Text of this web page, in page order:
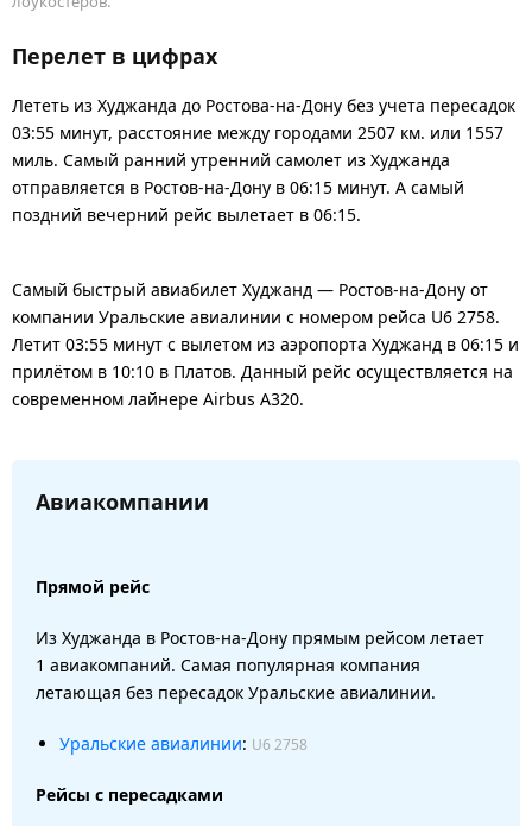
Перелет в цифрах
Лететь из Худжанда до Ростова-на-Дону без учета пересадок
03:55 минут, расстояние между городами 2507 км. или 1557
миль. Самый ранний утренний самолет из Худжанда
отправляется в Ростов-на-Дону в 06:15 минут. А самый
поздний вечерний рейс вылетает в 06:15.
Самый быстрый авиабилет Худжанд — Ростов-на-Дону от
компании Уральские авиалинии с номером рейса U6 2758.
Летит 03:55 минут с вылетом из аэропорта Худжанд в 06:15 и
прилётом в 10:10 в Платов. Данный рейс осуществляется на
современном лайнере Airbus A320.
Авиакомпании
Прямой рейс
Из Худжанда в Ростов-на-Дону прямым рейсом летает
1 авиакомпаний. Самая популярная компания
летающая без пересадок Уральские авиалинии.
Уральские авиалинии: U6 2758
Рейсы с пересадками